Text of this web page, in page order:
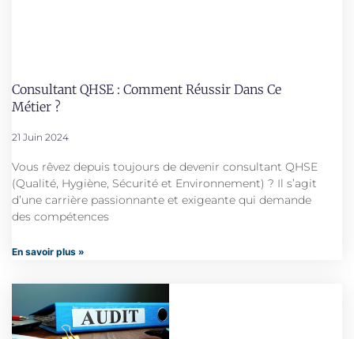
Consultant QHSE : Comment Réussir Dans Ce
Métier ?
21 Juin 2024
Vous rêvez depuis toujours de devenir consultant QHSE
(Qualité, Hygiène, Sécurité et Environnement) ? Il s’agit
d’une carrière passionnante et exigeante qui demande
des compétences
En savoir plus »